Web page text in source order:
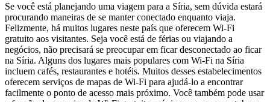
Se você está planejando uma viagem para a Síria, sem dúvida estará
procurando maneiras de se manter conectado enquanto viaja.
Felizmente, há muitos lugares neste país que oferecem Wi-Fi
gratuito aos visitantes. Seja você está de férias ou viajando a
negócios, não precisará se preocupar em ficar desconectado ao ficar
na Síria. Alguns dos lugares mais populares com Wi-Fi na Síria
incluem cafés, restaurantes e hotéis. Muitos desses estabelecimentos
oferecem serviços de mapas de Wi-Fi para ajudá-lo a encontrar
facilmente o ponto de acesso mais próximo. Você também pode usar